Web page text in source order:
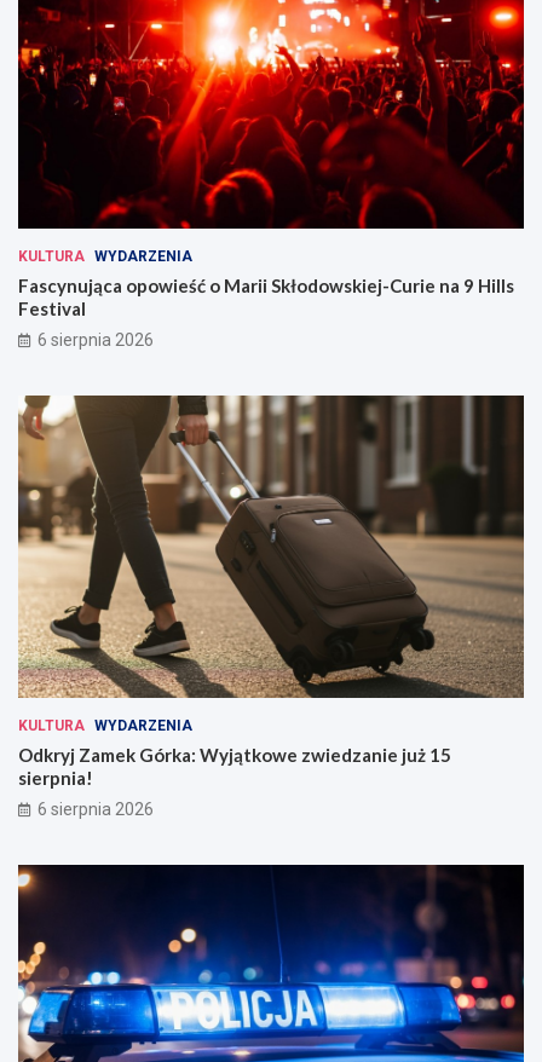
KULTURA WYDARZENIA
Fascynująca opowieść o Marii Skłodowskiej-Curie na 9 Hills
Festival
6 sierpnia 2026
KULTURA WYDARZENIA
Odkryj Zamek Górka: Wyjątkowe zwiedzanie już 15
sierpnia!
6 sierpnia 2026